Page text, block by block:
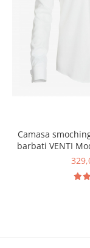
Camasa
barbati VENTI